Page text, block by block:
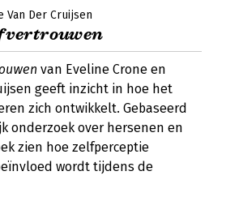
Van Der Cruijsen
van Eveline Crone en
geeft inzicht in hoe het
zich ontwikkelt. Gebaseerd
onderzoek over hersenen en
zien hoe zelfperceptie
wordt tijdens de